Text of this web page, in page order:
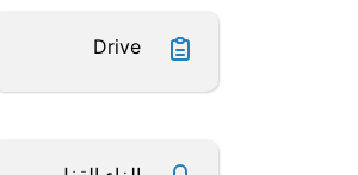
Drive